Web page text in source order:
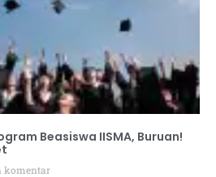
Beasiswa IISMA, Buruan!
komentar